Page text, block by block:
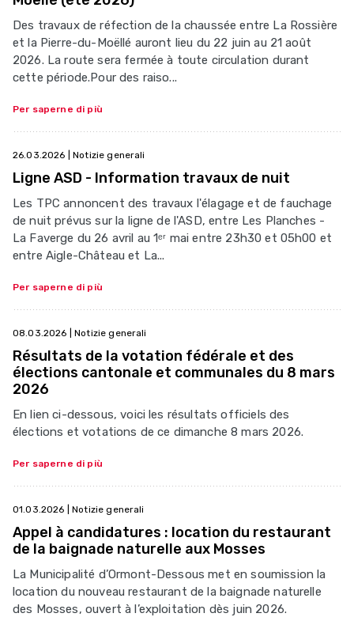
Des travaux de réfection de la chaussée entre La Rossière
et la Pierre-du-Moëllé auront lieu du 22 juin au 21 août
2026. La route sera fermée à toute circulation durant
cette période.Pour des raiso...
Per saperne di più
26.03.2026 | Notizie generali
Ligne ASD - Information travaux de nuit
Les TPC annoncent des travaux l'élagage et de fauchage
de nuit prévus sur la ligne de l'ASD, entre Les Planches -
La Faverge du 26 avril au 1ᵉʳ mai entre 23h30 et 05h00 et
entre Aigle-Château et La...
Per saperne di più
08.03.2026 | Notizie generali
Résultats de la votation fédérale et des
élections cantonale et communales du 8 mars
2026
En lien ci-dessous, voici les résultats officiels des
élections et votations de ce dimanche 8 mars 2026.
Per saperne di più
01.03.2026 | Notizie generali
Appel à candidatures : location du restaurant
de la baignade naturelle aux Mosses
La Municipalité d’Ormont-Dessous met en soumission la
location du nouveau restaurant de la baignade naturelle
des Mosses, ouvert à l’exploitation dès juin 2026.